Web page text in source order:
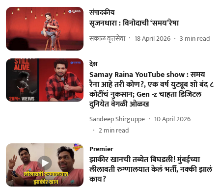
संपादकीय
सृजनधारा : विनोदाची ‘समय’रेषा
सकाळ वृत्तसेवा 18 April 2026 3 min read
देश
Samay Raina YouTube show : समय
रैना आहे तरी कोण?, एक वर्ष युट्यूब शो बंद ८
कोटींचं नुकसान; Gen -z चाहता डिजिटल
दुनियेत वेगळी ओळख
Sandeep Shirguppe
10 April 2026
2min read
Premier
झाकीर खानची तब्येत बिघडली! मुंबईच्या
लीलावती रुग्णालयात केलं भर्ती, नक्की झालं
काय?